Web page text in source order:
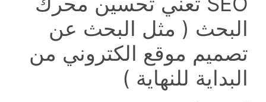
البحث ( مثل البحث عن
تصميم موقع الكتروني من
البداية للنهاية )